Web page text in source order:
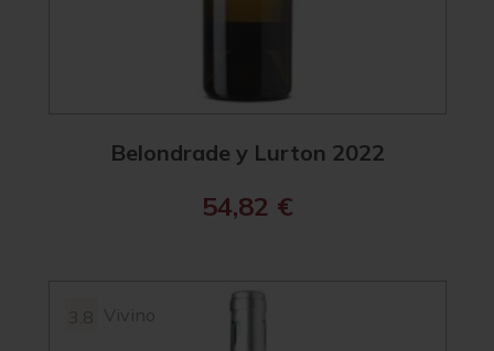
Belondrade y Lurton 2022
54,82 €
Vivino